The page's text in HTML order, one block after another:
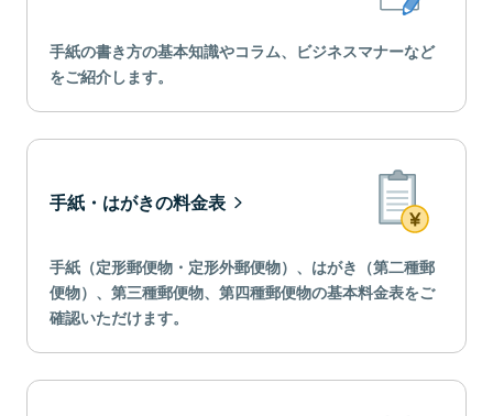
手紙の書き方の基本知識やコラム、ビジネスマナーなど
をご紹介します。
手紙・はがきの料金表
手紙（定形郵便物・定形外郵便物）、はがき（第二種郵
便物）、第三種郵便物、第四種郵便物の基本料金表をご
確認いただけます。